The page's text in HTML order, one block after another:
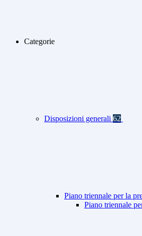
Categorie
Disposizioni generali 62
Piano triennale per la
Piano triennale